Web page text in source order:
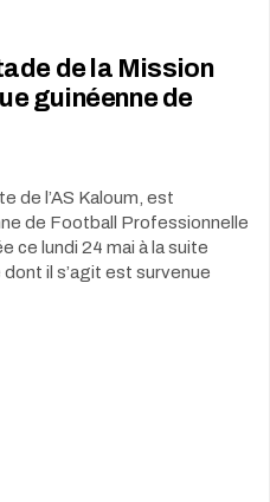
de la Mission
guinéenne de
de l’AS Kaloum, est
de Football Professionnelle
ce lundi 24 mai à la suite
dont il s’agit est survenue